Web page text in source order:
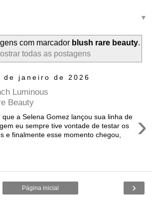
▼
com marcador blush rare beauty.
todas as postagens
janeiro de 2026
Luminous
Beauty
›
que a Selena Gomez lançou sua linha de
eu sempre tive vontade de testar os
e finalmente esse momento chegou,
›
Página inicial